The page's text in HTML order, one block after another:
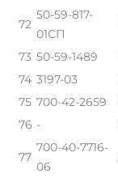
72
50-59-817-
01СП
73 50-59-1489
74 3197-03
75 700-42-2659
76 -
77
700-40-7716-
06